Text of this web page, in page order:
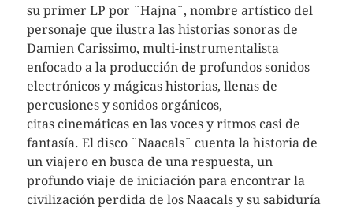
su primer LP por ¨Hajna¨, nombre artístico del
personaje que ilustra las historias sonoras de
Damien Carissimo, multi-instrumentalista
enfocado a la producción de profundos sonidos
electrónicos y mágicas historias, llenas de
percusiones y sonidos orgánicos,
citascinemáticas en las voces y ritmos casi de
fantasía. El disco ¨Naacals¨ cuenta la historia de
un viajero en busca de una respuesta, un
profundo viaje de iniciación para encontrar la
civilización perdida de los Naacals y su sabiduría